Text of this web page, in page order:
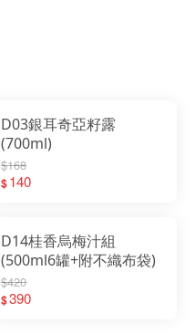
D03銀耳奇亞籽露
(700ml)
$168
$140
D14桂香烏梅汁組
(500ml6罐+附不織布袋)
$420
$390